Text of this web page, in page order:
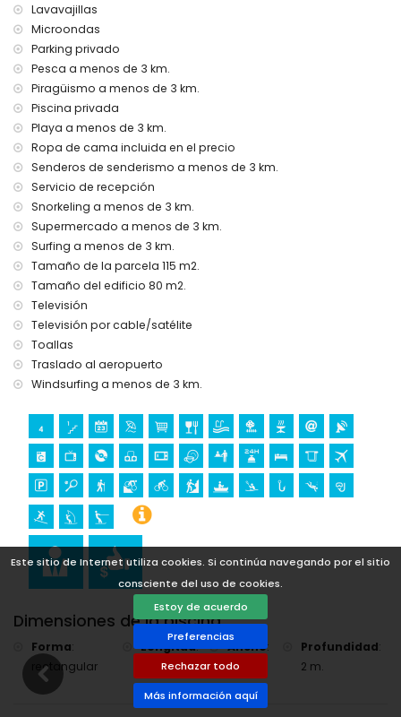
Este sitio de Internet utiliza cookies. Si continúa navegando por el sitio
consciente del uso de cookies.
Estoy de acuerdo
Preferencias
Rechazar todo
Más información aquí
Entretenimiento y actividades de ocio para sus vacaciones
en Jávea, Costa Blanca
Cine, teatro, discoteca, bar, paseo marítimo (El Arenal y
Jávea) (a menos de 5 kilómetros de la casa)
Visitas y cultura en Jávea, Costa Blanca
Museo (Pueblo Histórico, Jávea), iglesia (San Bartolomé,
Jávea), ruina (Pueblo Histórico, Jávea), monumento
(Pueblo Histórico, Jávea), edificio arquitectónico (Pueblo
Histórico, Jávea), lugar histórico (Pueblo Histórico y Jávea)
(a menos de 5 kilómetros del alojamiento)
Castillo (Portal de la Vila y Dénia) (a menos de 25
kilómetros del alojamiento)
Deportes
Tenis, senderismo, ciclismo de montaña, ciclismo,
escalada, piragüismo, kayak, pesca, buceo, esnórquel, surf,
windsurf y esquí acuático (a menos de 5 kilómetros de la
villa)
10 kilómetros de la villa)
Lavavajillas
Microondas
Parking privado
Pesca a menos de 3 km.
Piragüismo a menos de 3 km.
Piscina privada
Playa a menos de 3 km.
Ropa de cama incluida en el precio
Senderos de senderismo a menos de 3 km.
Servicio de recepción
Snorkeling a menos de 3 km.
Supermercado a menos de 3 km.
Surfing a menos de 3 km.
Tamaño de la parcela 115 m2.
Tamaño del edificio 80 m2.
Televisión
Televisión por cable/satélite
Toallas
Traslado al aeropuerto
Windsurfing a menos de 3 km.
Dimensiones de la piscina
Forma:
rectangular
Longitud:
8 m.
Ancho:
4 m.
Profundidad:
2 m.